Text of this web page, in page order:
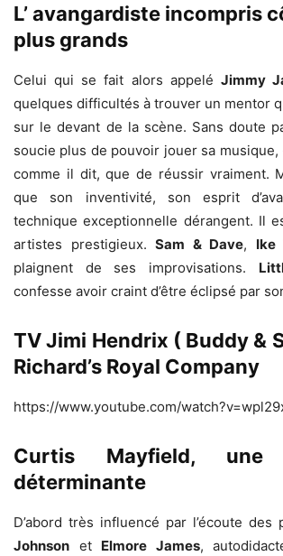
L’ avangardiste incompris
plus grands
Celui qui se fait alors appelé Jimmy
quelques difficultés à trouver un mentor
sur le devant de la scène. Sans doute
soucie plus de pouvoir jouer sa musique,
comme il dit, que de réussir vraiment.
que son inventivité, son esprit
technique exceptionnelle dérangent. Il
artistes prestigieux. Sam & Dave, Ike
plaignent de ses improvisations.
confesse avoir craint d’être éclipsé par
TV Jimi Hendrix ( Buddy &
Richard’s Royal Company
https://www.youtube.com/
Curtis Mayfield, une
déterminante
D’abord très influencé par l’écoute des
Johnson et Elmore James,